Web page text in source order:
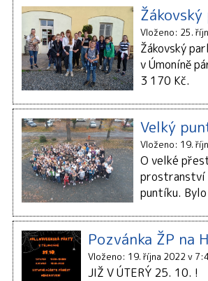
Vloženo: 25.
Žákovský
v Úmoníně
3 170 Kč.
Velký
Vloženo: 19.
O velké
prostranství
puntíku.
Pozvánka ŽP na
Vloženo: 19. října 2022 v
JIŽ V ÚTERÝ 25. 10. !